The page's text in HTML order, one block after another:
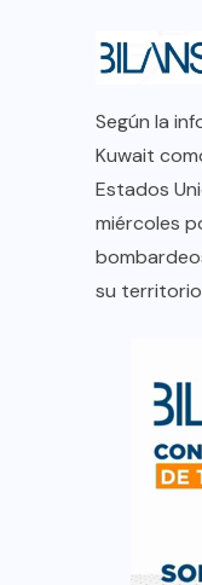
Según la
Kuwait
Estados
miércoles
su